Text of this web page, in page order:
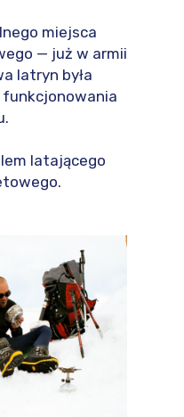
miejsca
— już w armii
latryn była
latającego